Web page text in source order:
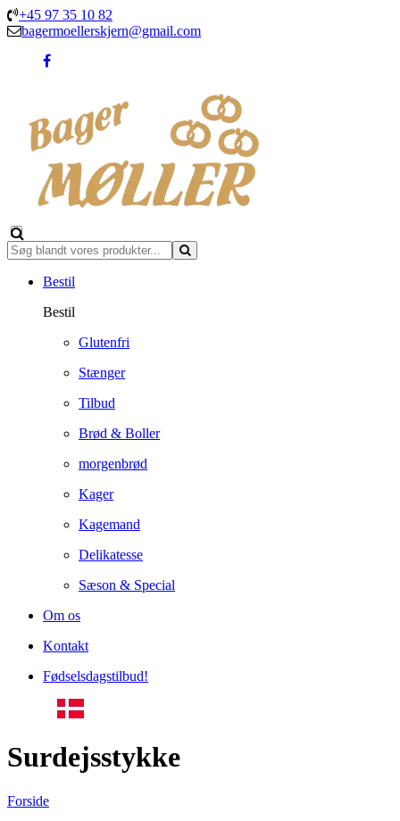
+45 97 35 10 82
bagermoellerskjern@gmail.com
Bestil
Bestil
Glutenfri
Stænger
Tilbud
Brød & Boller
morgenbrød
Kager
Kagemand
Delikatesse
Sæson & Special
Om os
Kontakt
Fødselsdagstilbud!
Surdejsstykke
Forside